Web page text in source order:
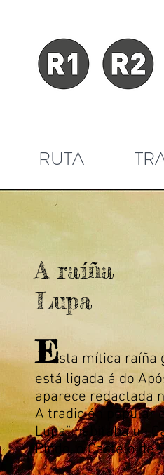
RUTA
A raíña
Lupa
Esta mítica raíña
está ligada á do
aparece redactada
A tradición popular
Lupa” habitaba un
Pindo, o Castelo de